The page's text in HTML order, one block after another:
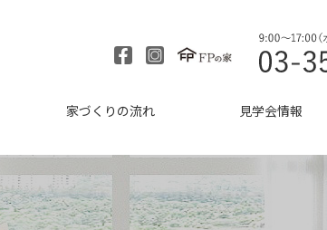
家づくりの流れ 見学会情報